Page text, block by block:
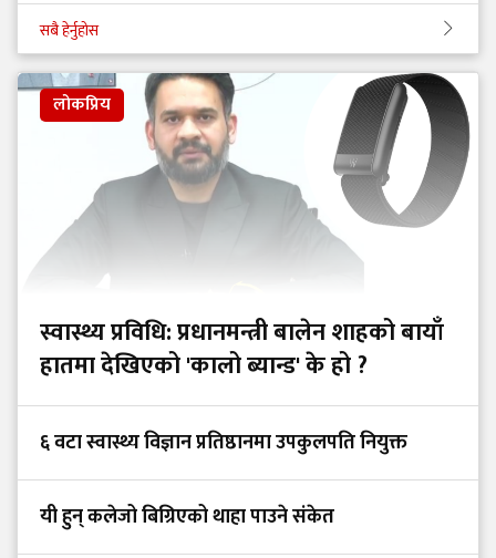
सबै हेर्नुहोस
लोकप्रिय
स्वास्थ्य प्रविधि: प्रधानमन्त्री बालेन शाहको बायाँ
हातमा देखिएको 'कालो ब्यान्ड' के हो ?
६ वटा स्वास्थ्य विज्ञान प्रतिष्ठानमा उपकुलपति नियुक्त
यी हुन् कलेजो बिग्रिएको थाहा पाउने संकेत